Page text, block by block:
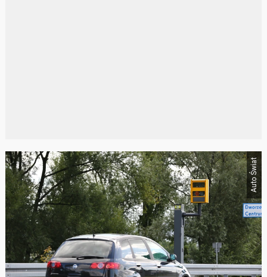
Auto Świat